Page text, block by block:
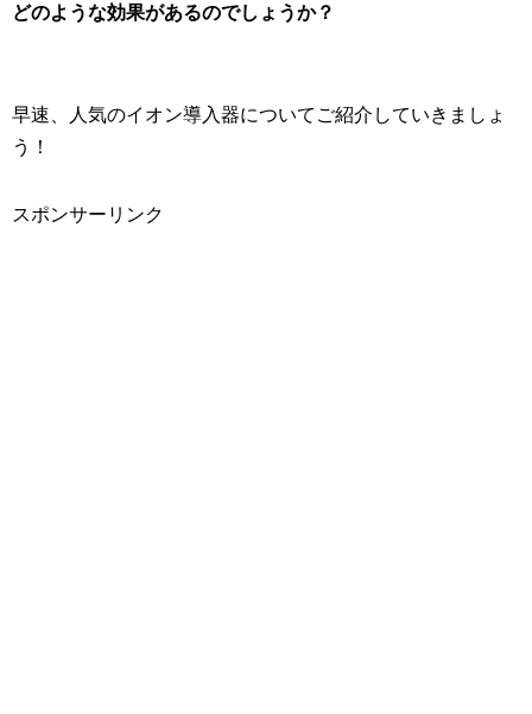
どのような効果があるのでしょうか？
早速、人気のイオン導入器についてご紹介していきましょ
う！
スポンサーリンク